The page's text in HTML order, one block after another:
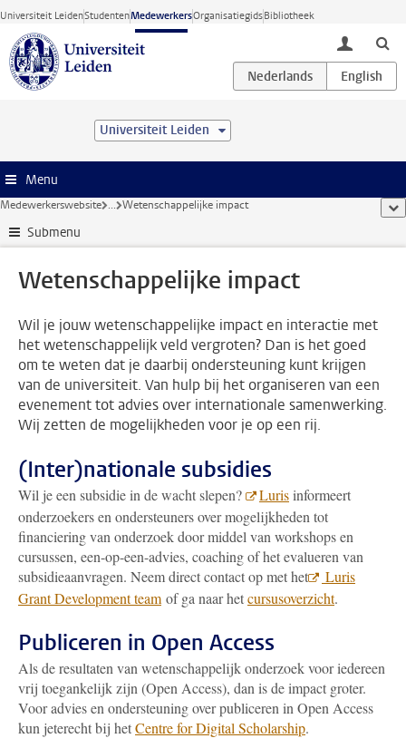
Ga direct naar de inhoud
Universiteit LeidenStudentenMedewerkersOrganisatiegidsBibliotheek
toggle
Universiteit Leiden
Menu
Medewerkerswebsite ... Wetenschappelijke impact
Submenu
Wetenschappelijke impact
Wil je jouw wetenschappelijke impact en interactie met
het wetenschappelijk veld vergroten? Dan is het goed
om te weten dat je daarbij ondersteuning kunt krijgen
van de universiteit. Van hulp bij het organiseren van een
evenement tot advies over internationale samenwerking.
Wij zetten de mogelijkheden voor je op een rij.
(Inter)nationale subsidies
Wil je een subsidie in de wacht slepen? Lurisinformeert
onderzoekers en ondersteuners over mogelijkheden tot
financiering van onderzoek door middel van workshops en
cursussen, een-op-een-advies, coaching of het evalueren van
subsidieaanvragen. Neem direct contact op met het
Luris
Grant Development team of ga naar hetcursusoverzicht.
Publiceren in Open Access
Als de resultaten van wetenschappelijk onderzoek voor iedereen
vrij toegankelijk zijn (Open Access), dan is de impact groter.
Voor advies en ondersteuning over publiceren in Open Access
kun jeterecht bij hetCentre for Digital Scholarship.